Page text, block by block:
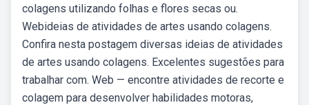
colagens utilizando folhas e flores secas ou.
Webideias de atividades de artes usando colagens.
Confira nesta postagem diversas ideias de atividades
de artes usando colagens. Excelentes sugestões para
trabalhar com. Web — encontre atividades de recorte e
colagem para desenvolver habilidades motoras,